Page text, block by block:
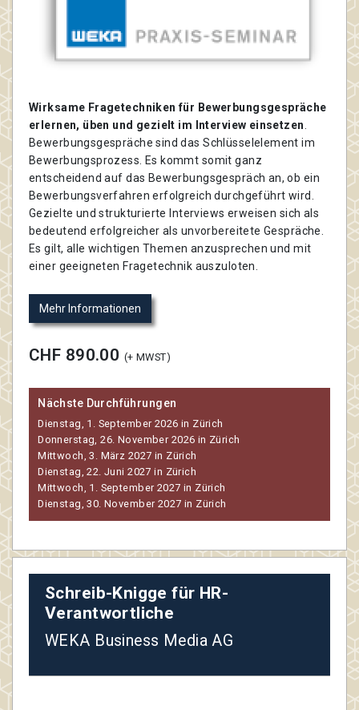
Wirksame Fragetechniken für Bewerbungsgespräche
erlernen, üben und gezielt im Interview einsetzen
Bewerbungsgespräche sind das Schlüsselelement im
Bewerbungsprozess. Es kommt somit ganz
entscheidend auf das Bewerbungsgespräch an, ob ein
Bewerbungsverfahren erfolgreich durchgeführt wird.
Gezielte und strukturierte Interviews erweisen sich als
bedeutend erfolgreicher als unvorbereitete Gespräche.
Es gilt, alle wichtigen Themen anzusprechen und mit
einer geeigneten Fragetechnik auszuloten.
Mehr Informationen
CHF 890.00 (+ MWST)
Nächste Durchführungen
Dienstag, 1. September 2026 in Zürich
Donnerstag, 26. November 2026 in Zürich
Mittwoch, 3. März 2027 in Zürich
Dienstag, 22. Juni 2027 in Zürich
Mittwoch, 1. September 2027 in Zürich
Dienstag, 30. November 2027 in Zürich
Schreib-Knigge für HR-
Verantwortliche
WEKA Business Media AG